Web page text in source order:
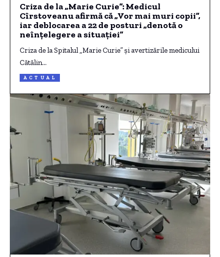
Criza de la „Marie Curie”: Medicul
Cîrstoveanu afirmă că „Vor mai muri copii”,
iar deblocarea a 22 de posturi „denotă o
neînțelegere a situației”
Criza de la Spitalul „Marie Curie” și avertizările medicului
Cătălin…
ACTUAL